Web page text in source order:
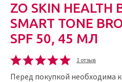
ZO SKIN HEALTH
SMART TONE
SPF 50, 45 МЛ
1 отзыв
Перед покупкой необходима